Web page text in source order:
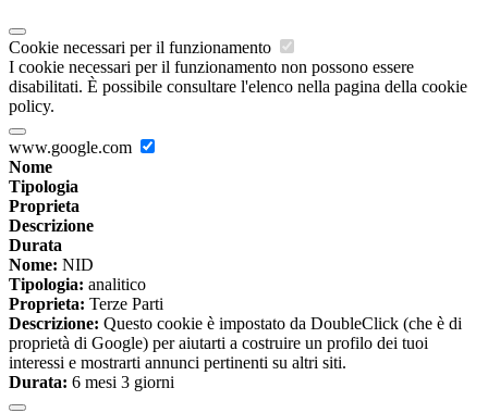
Cookie necessari per il funzionamento
I cookie necessari per il funzionamento non possono essere
disabilitati. È possibile consultare l'elenco nella pagina della cookie
policy.
www.google.com
Nome
Tipologia
Proprieta
Descrizione
Durata
Nome: NID
Tipologia: analitico
Proprieta: Terze Parti
Descrizione: Questo cookie è impostato da DoubleClick (che è di
proprietà di Google) per aiutarti a costruire un profilo dei tuoi
interessi e mostrarti annunci pertinenti su altri siti.
Durata: 6 mesi 3 giorni